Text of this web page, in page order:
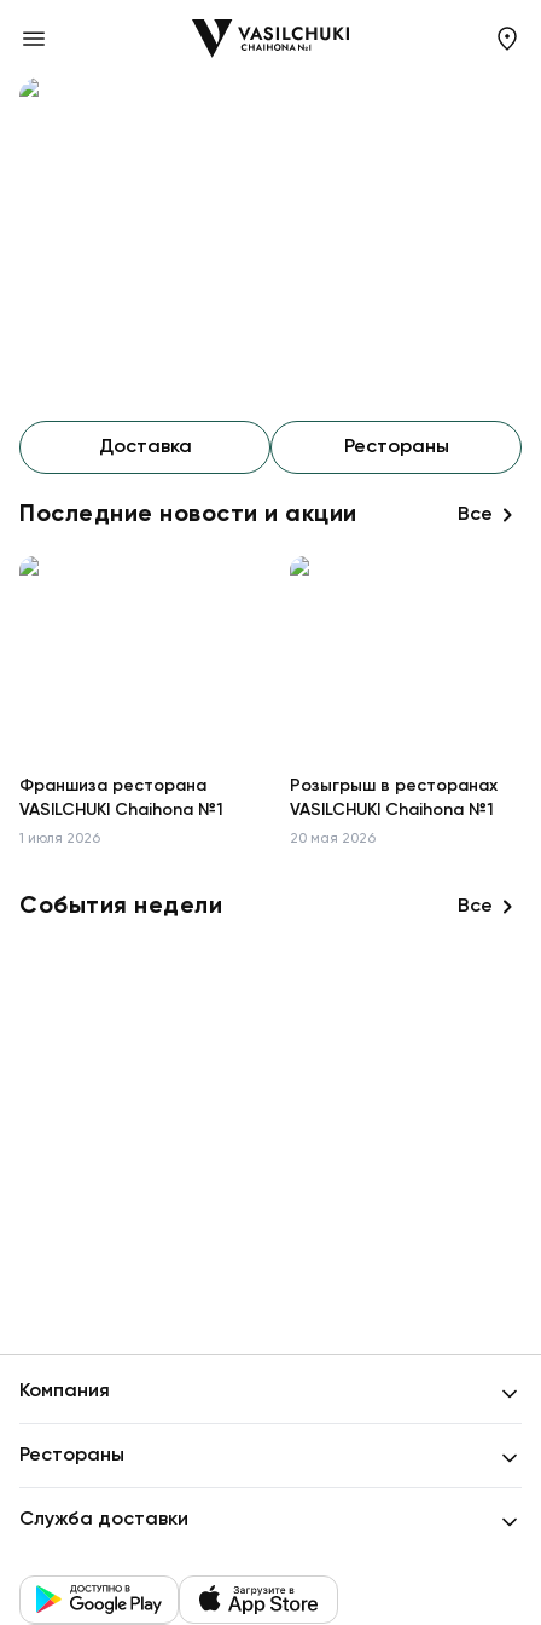
Сеть ресторанов в Казани
Доставка Рестораны
Последние новости и акции Все
Франшиза ресторана
VASILCHUKI Chaihona №1
1 июля 2026
Розыгрыш в ресторанах
VASILCHUKI Chaihona №1
20 мая 2026
События недели Все
Компания
Рестораны
Служба доставки